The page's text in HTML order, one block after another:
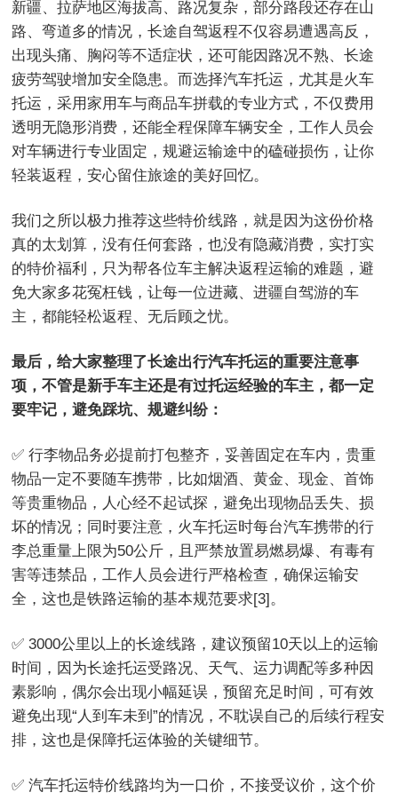
新疆、拉萨地区海拔高、路况复杂，部分路段还存在山
路、弯道多的情况，长途自驾返程不仅容易遭遇高反，
出现头痛、胸闷等不适症状，还可能因路况不熟、长途
疲劳驾驶增加安全隐患。而选择汽车托运，尤其是火车
托运，采用家用车与商品车拼载的专业方式，不仅费用
透明无隐形消费，还能全程保障车辆安全，工作人员会
对车辆进行专业固定，规避运输途中的磕碰损伤，让你
轻装返程，安心留住旅途的美好回忆。
我们之所以极力推荐这些特价线路，就是因为这份价格
真的太划算，没有任何套路，也没有隐藏消费，实打实
的特价福利，只为帮各位车主解决返程运输的难题，避
免大家多花冤枉钱，让每一位进藏、进疆自驾游的车
主，都能轻松返程、无后顾之忧。
最后，给大家整理了长途出行汽车托运的重要注意事
项，不管是新手车主还是有过托运经验的车主，都一定
要牢记，避免踩坑、规避纠纷：
✅ 行李物品务必提前打包整齐，妥善固定在车内，贵重
物品一定不要随车携带，比如烟酒、黄金、现金、首饰
等贵重物品，人心经不起试探，避免出现物品丢失、损
坏的情况；同时要注意，火车托运时每台汽车携带的行
李总重量上限为50公斤，且严禁放置易燃易爆、有毒有
害等违禁品，工作人员会进行严格检查，确保运输安
全，这也是铁路运输的基本规范要求[3]。
✅ 3000公里以上的长途线路，建议预留10天以上的运输
时间，因为长途托运受路况、天气、运力调配等多种因
素影响，偶尔会出现小幅延误，预留充足时间，可有效
避免出现“人到车未到”的情况，不耽误自己的后续行程安
排，这也是保障托运体验的关键细节。
✅ 汽车托运特价线路均为一口价，不接受议价，这个价